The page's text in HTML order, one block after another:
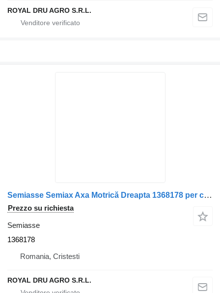
ROYAL DRU AGRO S.R.L.
Semiasse Semiax Axa Motrică Dreapta 1368178 per camion Scania
Prezzo su richiesta
Semiasse
1368178
Romania, Cristesti
ROYAL DRU AGRO S.R.L.